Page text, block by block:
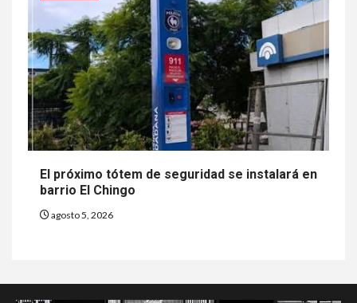
El próximo tótem de seguridad se instalará en
barrio El Chingo
agosto 5, 2026